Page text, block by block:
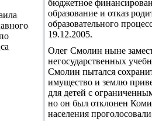
бюджетное
образование и отказ
образовательного
19.12.2005.
Олег Смолин ныне
негосударственных
Смолин пытался
имущество и землю
для детей с
но он был отклонен
населения